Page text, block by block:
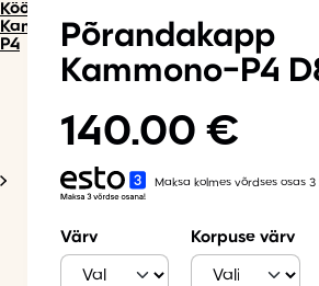
Köögimööbel
Kammono
P4
Põrandakapp
Kammono-P4
140.00 €
Maksa kolmes võrdses osas
Värv Korpuse värv